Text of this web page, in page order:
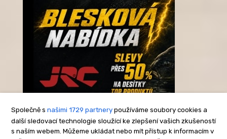
Společně s našimi 1729 partnery používáme soubory cookies a
další sledovací technologie sloužící ke zlepšení vašich zkušeností
s naším webem. Můžeme ukládat nebo mít přístup k informacím v